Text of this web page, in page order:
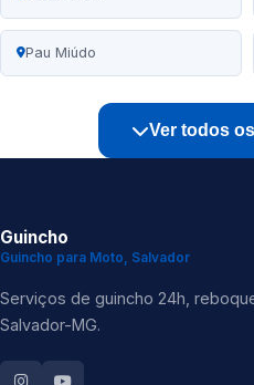
Pau Miúdo
Ver todos
Guincho
Guincho para Moto, Salvador
Serviços de guincho 24h,
Salvador-MG.